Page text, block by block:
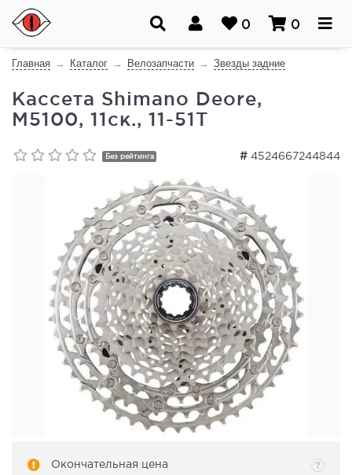
0 0
Главная Каталог Велозапчасти Звезды задние
Кассета Shimano Deore,
M5100, 11ск., 11-51T
# 4524667244844
Без рейтинга
Окончательная цена